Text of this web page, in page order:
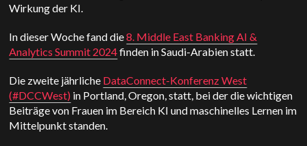
Wirkung der KI.
In dieser Woche fand die8. Middle East Banking AI &
Analytics Summit 2024finden in Saudi-Arabien statt.
Die zweite jährliche DataConnect-Konferenz West
(#DCCWest) in Portland, Oregon, statt, bei der die wichtigen
Beiträge von Frauen im Bereich KI und maschinelles Lernen im
Mittelpunkt standen.